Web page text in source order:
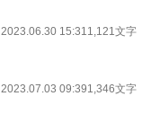
2023.06.30 15:311,121文字
2023.07.03 09:391,346文字